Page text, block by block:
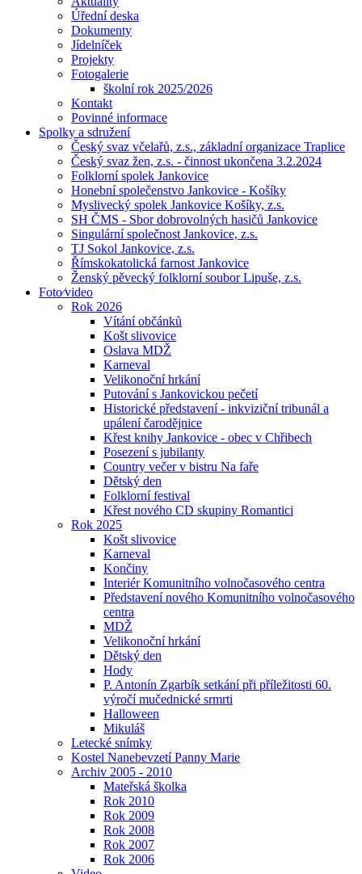
Úřední deska
Dokumenty
Jídelníček
Projekty
Fotogalerie
školní rok 2025/2026
Kontakt
Povinné informace
Spolky a sdružení
Český svaz včelařů, z.s., základní organizace Traplice
Český svaz žen, z.s. - činnost ukončena 3.2.2024
Folklorní spolek Jankovice
Honební společenstvo Jankovice - Košíky
Myslivecký spolek Jankovice Košíky, z.s.
SH ČMS - Sbor dobrovolných hasičů Jankovice
Singulární společnost Jankovice, z.s.
TJ Sokol Jankovice, z.s.
Římskokatolická farnost Jankovice
Ženský pěvecký folklorní soubor Lipuše, z.s.
Foto⁄video
Rok 2026
Vítání občánků
Košt slivovice
Oslava MDŽ
Karneval
Velikonoční hrkání
Putování s Jankovickou pečetí
Historické představení - inkviziční tribunál a
upálení čarodějnice
Křest knihy Jankovice - obec v Chřibech
Posezení s jubilanty
Country večer v bistru Na faře
Dětský den
Folklorní festival
Křest nového CD skupiny Romantici
Rok 2025
Košt slivovice
Karneval
Končiny
Interiér Komunitního volnočasového centra
Představení nového Komunitního volnočasového
centra
MDŽ
Velikonoční hrkání
Dětský den
Hody
P. Antonín Zgarbík setkání při příležitosti 60.
výročí mučednické srmrti
Halloween
Mikuláš
Letecké snímky
Kostel Nanebevzetí Panny Marie
Archiv 2005 - 2010
Mateřská školka
Rok 2010
Rok 2009
Rok 2008
Rok 2007
Rok 2006